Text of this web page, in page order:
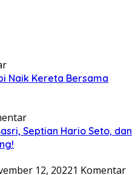
Naik Kereta Bersama
Septian Hario Seto, dan
12, 20221 Komentar